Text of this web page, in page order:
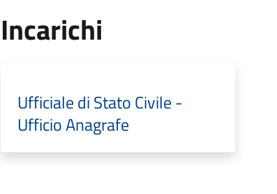
Incarichi
Ufficiale di Stato Civile -
Ufficio Anagrafe